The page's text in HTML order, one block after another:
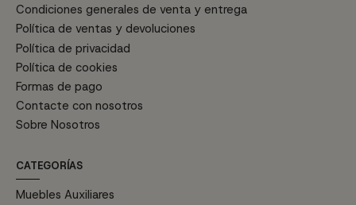
Condiciones generales de venta y entrega
Política de ventas y devoluciones
Política de privacidad
Política de cookies
Formas de pago
Contacte con nosotros
Sobre Nosotros
CATEGORÍAS
Muebles Auxiliares